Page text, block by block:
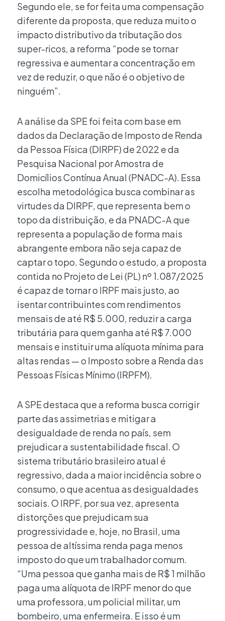
Segundo ele, se for feita uma compensação
diferente da proposta, que reduza muito o
impacto distributivo da tributação dos
super-ricos, a reforma “pode se tornar
regressiva e aumentar a concentração em
vez de reduzir, o que não é o objetivo de
ninguém”.
A análise da SPE foi feita com base em
dados da Declaração de Imposto de Renda
da Pessoa Física (DIRPF) de 2022 e da
Pesquisa Nacional por Amostra de
Domicílios Contínua Anual (PNADC-A). Essa
escolha metodológica busca combinar as
virtudes da DIRPF, que representa bem o
topo da distribuição, e da PNADC-A que
representa a população de forma mais
abrangente embora não seja capaz de
captar o topo. Segundo o estudo, a proposta
contida no Projeto de Lei (PL) nº 1.087/2025
é capaz de tornar o IRPF mais justo, ao
isentar contribuintes com rendimentos
mensais de até R$ 5.000, reduzir a carga
tributária para quem ganha até R$ 7.000
mensais e instituir uma alíquota mínima para
altas rendas — o Imposto sobre a Renda das
Pessoas Físicas Mínimo (IRPFM).
A SPE destaca que a reforma busca corrigir
parte das assimetrias e mitigar a
desigualdade de renda no país, sem
prejudicar a sustentabilidade fiscal. O
sistema tributário brasileiro atual é
regressivo, dada a maior incidência sobre o
consumo, o que acentua as desigualdades
sociais. O IRPF, por sua vez, apresenta
distorções que prejudicam sua
progressividade e, hoje, no Brasil, uma
pessoa de altíssima renda paga menos
imposto do que um trabalhador comum.
“Uma pessoa que ganha mais de R$ 1 milhão
paga uma alíquota de IRPF menor do que
uma professora, um policial militar, um
bombeiro, uma enfermeira. E isso é um